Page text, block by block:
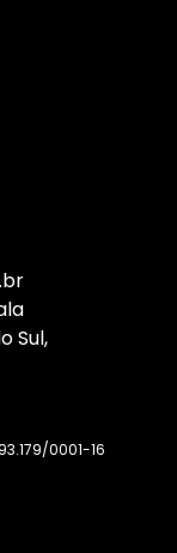
Sul,
0001-16